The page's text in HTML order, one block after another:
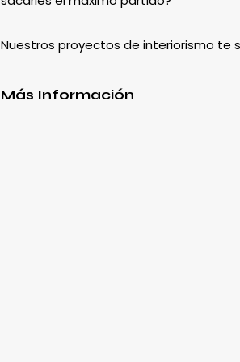
Nuestros proyectos de interiorismo te
Más Información